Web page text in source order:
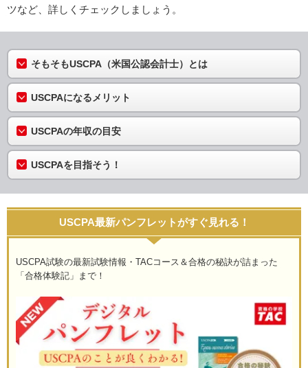
ツなど、詳しくチェックしましょう。
そもそもUSCPA（米国公認会計士）とは
USCPAになるメリット
USCPAの年収の目安
USCPAを目指そう！
USCPA最新パンフレットがすぐ見れる！
USCPA試験の最新試験情報・TACコース＆合格の秘訣が詰まった
「合格体験記」まで！